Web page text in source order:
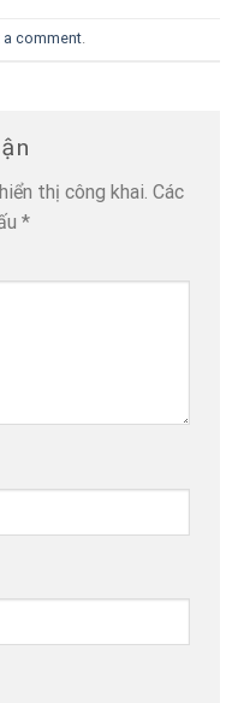
comment.
thị công khai. Các
*